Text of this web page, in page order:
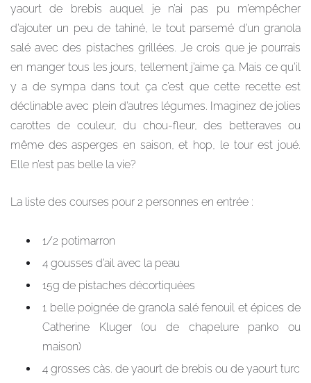
yaourt de brebis auquel je n’ai pas pu m’empêcher
d’ajouter un peu de tahiné, le tout parsemé d’un granola
salé avec des pistaches grillées. Je crois que je pourrais
en manger tous les jours, tellement j’aime ça. Mais ce qu’il
y a de sympa dans tout ça c’est que cette recette est
déclinable avec plein d’autres légumes. Imaginez de jolies
carottes de couleur, du chou-fleur, des betteraves ou
même des asperges en saison, et hop, le tour est joué.
Elle n’est pas belle la vie?
La liste des courses pour 2 personnes en entrée :
1/2 potimarron
4 gousses d’ail avec la peau
15g de pistaches décortiquées
1 belle poignée de granola salé fenouil et épices de
Catherine Kluger (ou de chapelure panko ou
maison)
4 grosses càs. de yaourt de brebis ou de yaourt turc